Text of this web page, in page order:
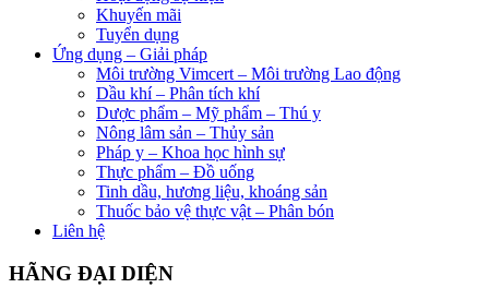
Khuyến mãi
Tuyển dụng
Ứng dụng – Giải pháp
Môi trường Vimcert – Môi trường Lao động
Dầu khí – Phân tích khí
Dược phẩm – Mỹ phẩm – Thú y
Nông lâm sản – Thủy sản
Pháp y – Khoa học hình sự
Thực phẩm – Đồ uống
Tinh dầu, hương liệu, khoáng sản
Thuốc bảo vệ thực vật – Phân bón
Liên hệ
HÃNG ĐẠI DIỆN